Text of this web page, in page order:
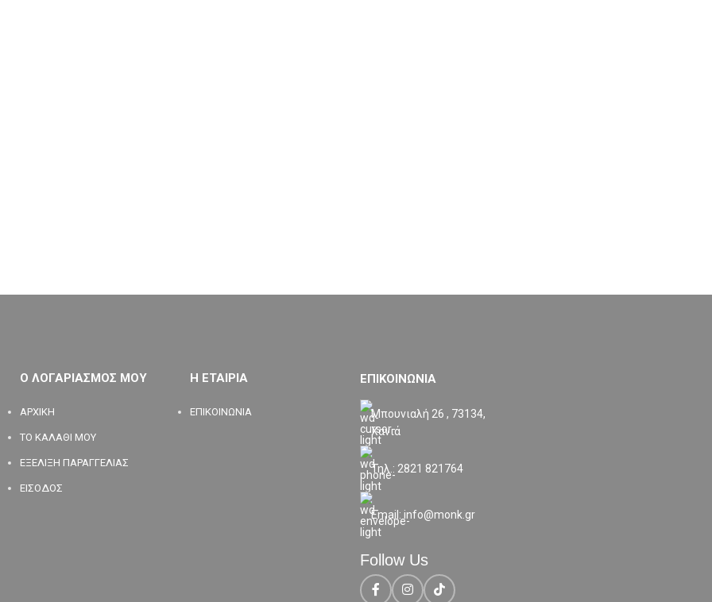
Ο ΛΟΓΑΡΙΑΣΜΟΣ ΜΟΥ
ΑΡΧΙΚΗ
ΤΟ ΚΑΛΑΘΙ ΜΟΥ
ΕΞΕΛΙΞΗ ΠΑΡΑΓΓΕΛΙΑΣ
ΕΙΣΟΔΟΣ
Η ΕΤΑΙΡΙΑ
ΕΠΙΚΟΙΝΩΝΙΑ
ΕΠΙΚΟΙΝΩΝΙΑ
Μπουνιαλή 26 , 73134,
Χανιά
Τηλ.: 2821 821764
Email: info@monk.gr
Follow Us